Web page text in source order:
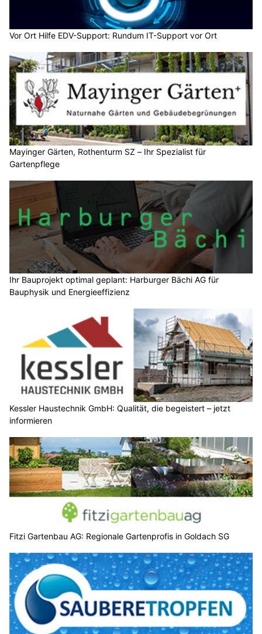
Vor Ort Hilfe EDV-Support: Rundum IT-Support vor Ort
Mayinger Gärten, Rothenturm SZ – Ihr Spezialist für
Gartenpflege
Ihr Bauprojekt optimal geplant: Harburger Bächi AG für
Bauphysik und Energieeffizienz
Kessler Haustechnik GmbH: Qualität, die begeistert – jetzt
informieren
Fitzi Gartenbau AG: Regionale Gartenprofis in Goldach SG